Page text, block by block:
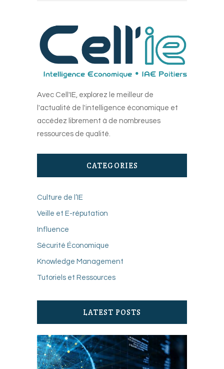
Avec Cell'IE, explorez le meilleur de
l'actualité de l'intelligence économique et
accédez librement à de nombreuses
ressources de qualité.
CATEGORIES
Culture de l’IE
Veille et E-réputation
Influence
Sécurité Économique
Knowledge Management
Tutoriels et Ressources
LATEST POSTS